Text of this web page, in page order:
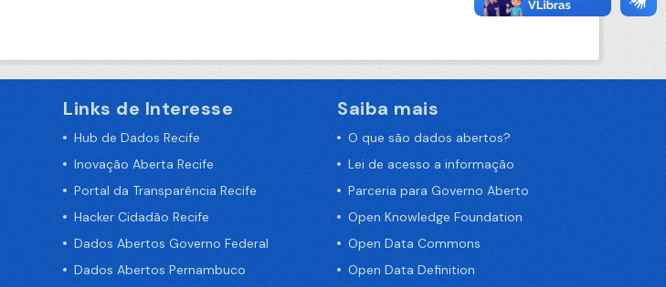
Links de Interesse
Hub de Dados Recife
Inovação Aberta Recife
Portal da Transparência Recife
Hacker Cidadão Recife
Dados Abertos Governo Federal
Dados Abertos Pernambuco
Saiba mais
O que são dados abertos?
Lei de acesso a informação
Parceria para Governo Aberto
Open Knowledge Foundation
Open Data Commons
Open Data Definition